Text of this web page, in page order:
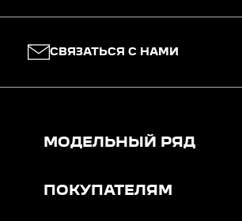
СВЯЗАТЬСЯ С НАМИ
МОДЕЛЬНЫЙ РЯД
ПОКУПАТЕЛЯМ